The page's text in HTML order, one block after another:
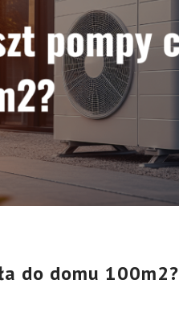
do domu 100m2?